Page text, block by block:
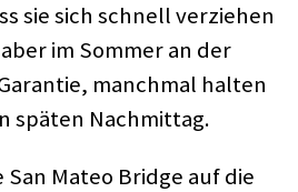
sie sich schnell verziehen
im Sommer an der
manchmal halten
späten Nachmittag.
Mateo Bridge auf die